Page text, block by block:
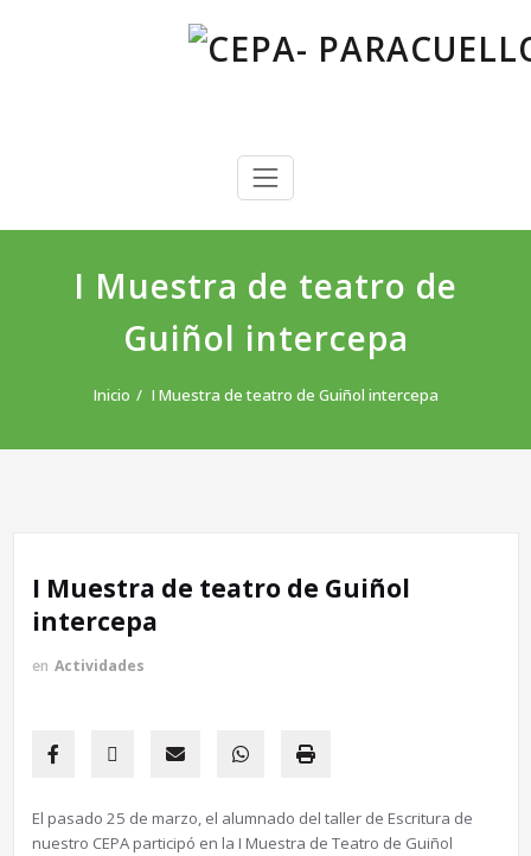
CEPA- PARACUELLOS DE JARAMA
I Muestra de teatro de
Guiñol intercepa
Inicio I Muestra de teatro de Guiñol intercepa
I Muestra de teatro de Guiñol
intercepa
en Actividades
El pasado 25 de marzo, el alumnado del taller de Escritura de
nuestro CEPA participó en la I Muestra de Teatro de Guiñol